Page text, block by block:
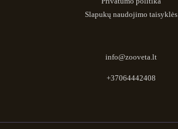
Slapukų naudojimo taisyklės
info@zooveta.lt
+37064442408